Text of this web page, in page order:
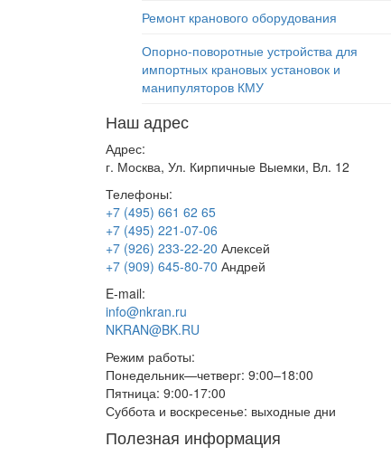
Ремонт кранового оборудования
Опорно-поворотные устройства для
импортных крановых установок и
манипуляторов КМУ
Наш адрес
Адрес:
г. Москва, Ул. Кирпичные Выемки, Вл. 12
Телефоны:
+7 (495) 661 62 65
+7 (495) 221-07-06
+7 (926) 233-22-20 Алексей
+7 (909) 645-80-70 Андрей
E-mail:
info@nkran.ru
NKRAN@BK.RU
Режим работы:
Понедельник—четверг: 9:00–18:00
Пятница: 9:00-17:00
Суббота и воскресенье: выходные дни
Полезная информация